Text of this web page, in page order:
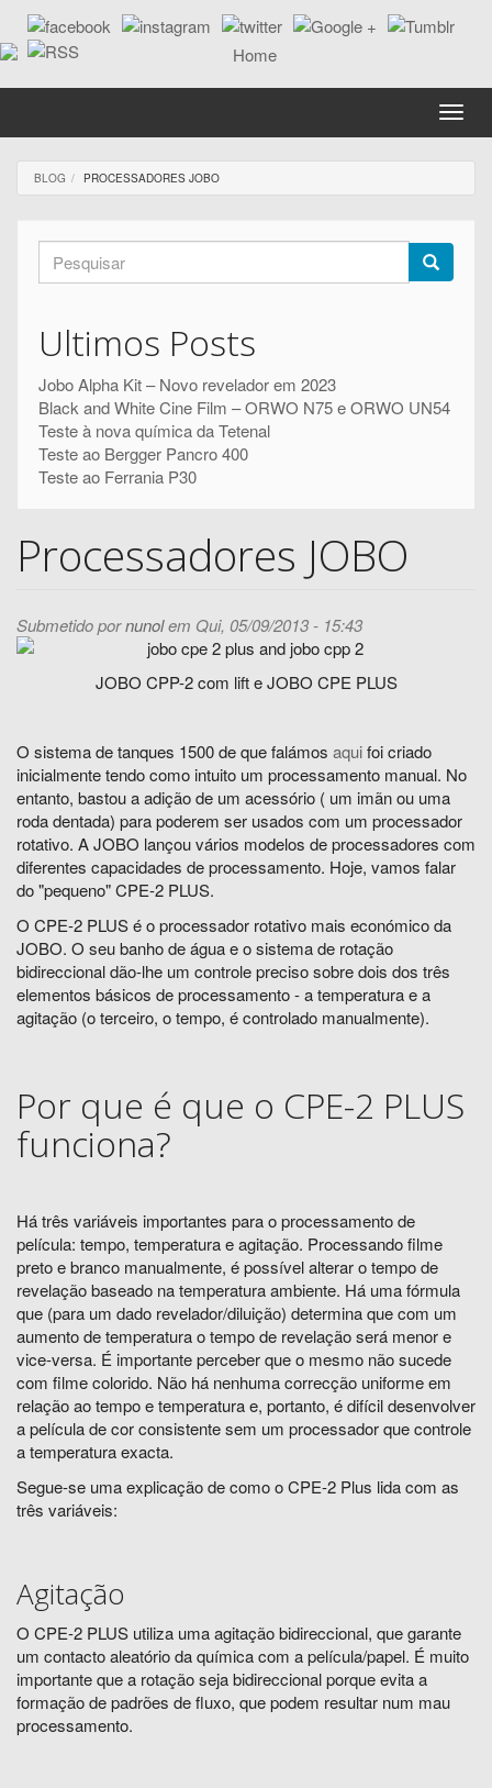
Passar
para
o
Toggle
BLOG PROCESSADORES JOBO
Formulário
de
pesquisa
Ultimos Posts
Jobo Alpha Kit – Novo revelador em 2023
Black and White Cine Film – ORWO N75 e ORWO UN54
Teste à nova química da Tetenal
Teste ao Bergger Pancro 400
Teste ao Ferrania P30
Processadores JOBO
Submetido pornunolem Qui, 05/09/2013 - 15:43
JOBO CPP-2 com lift e JOBO CPE PLUS
O sistema de tanques 1500 de que falámos aquifoi criado
inicialmente tendo como intuito um processamento manual. No
entanto, bastou a adição de um acessório ( um imãn ou uma
roda dentada) para poderem ser usados com um processador
rotativo. A JOBO lançou vários modelos de processadores com
diferentes capacidades de processamento. Hoje, vamos falar
do "pequeno" CPE-2 PLUS.
O CPE-2 PLUS é o processador rotativo mais económico da
JOBO. O seu banho de água e o sistema de rotação
bidireccional dão-lhe um controle preciso sobre dois dos três
elementos básicos de processamento - a temperatura e a
agitação (o terceiro, o tempo, é controlado manualmente).
Por que é que o CPE-2 PLUS
funciona?
Há três variáveis ​​importantes para o processamento de
película: tempo, temperatura e agitação. Processando filme
preto e branco manualmente, é possível alterar o tempo de
revelação baseado na temperatura ambiente. Há uma fórmula
que (para um dado revelador/diluição) determina que com um
aumento de temperatura o tempo de revelação será menor e
vice-versa. É importante perceber que o mesmo não sucede
com filme colorido. Não há nenhuma correcção uniforme em
relação ao tempo e temperatura e, portanto, é difícil desenvolver
a película de cor consistente sem um processador que controle
a temperatura exacta.
Segue-se uma explicação de como o CPE-2 Plus lida com as
três variáveis:
Agitação
O CPE-2 PLUS utiliza uma agitação bidireccional, que garante
um contacto aleatório da química com a película/papel. É muito
importante que a rotação seja bidireccional porque evita a
formação de padrões de fluxo, que podem resultar num mau
processamento.